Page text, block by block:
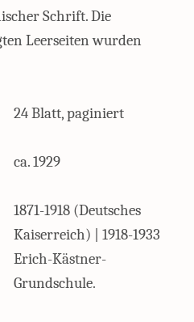
Schrift. Die
Leerseiten wurden
24 Blatt, paginiert
ca. 1929
1871-1918 (Deutsches
Kaiserreich) | 1918-1933
Erich-Kästner-
Grundschule.